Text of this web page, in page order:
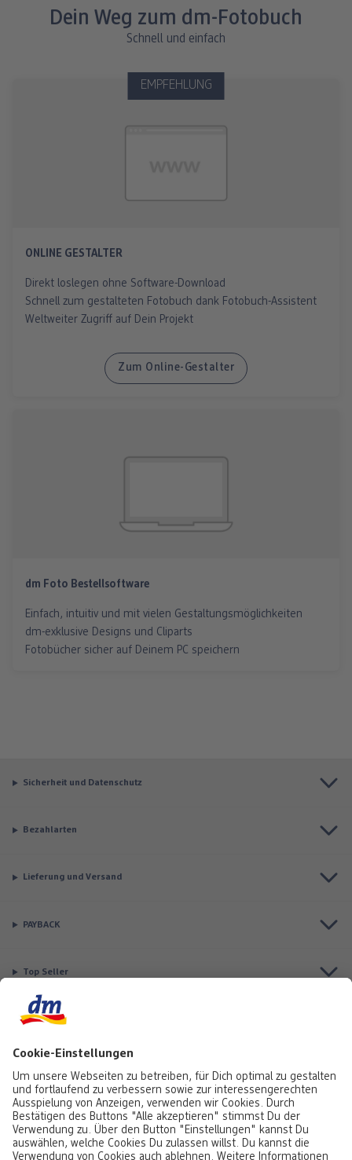
Dein Weg zum dm-Fotobuch
Schnell und einfach
EMPFEHLUNG
ONLINE GESTALTER
Direkt loslegen ohne Software-Download
Schnell zum gestalteten Fotobuch dank Fotobuch-Assistent
Weltweiter Zugriff auf Dein Projekt
Zum Online-Gestalter
dm Foto Bestellsoftware
Einfach, intuitiv und mit vielen Gestaltungsmöglichkeiten
dm-exklusive Designs und Cliparts
Fotobücher sicher auf Deinem PC speichern
Sicherheit und Datenschutz
Bezahlarten
Lieferung und Versand
PAYBACK
Top Seller
Aktuell besonders beliebt
Informationen